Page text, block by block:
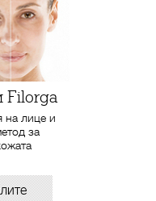
Filorga
на лице и
за